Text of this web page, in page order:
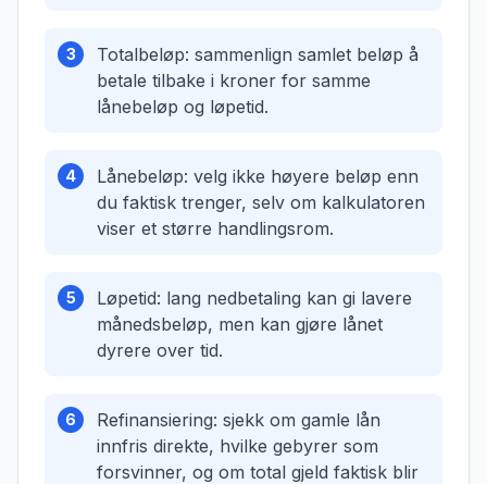
3
Totalbeløp: sammenlign samlet beløp å
betale tilbake i kroner for samme
lånebeløp og løpetid.
4
Lånebeløp: velg ikke høyere beløp enn
du faktisk trenger, selv om kalkulatoren
viser et større handlingsrom.
5
Løpetid: lang nedbetaling kan gi lavere
månedsbeløp, men kan gjøre lånet
dyrere over tid.
6
Refinansiering: sjekk om gamle lån
innfris direkte, hvilke gebyrer som
forsvinner, og om total gjeld faktisk blir